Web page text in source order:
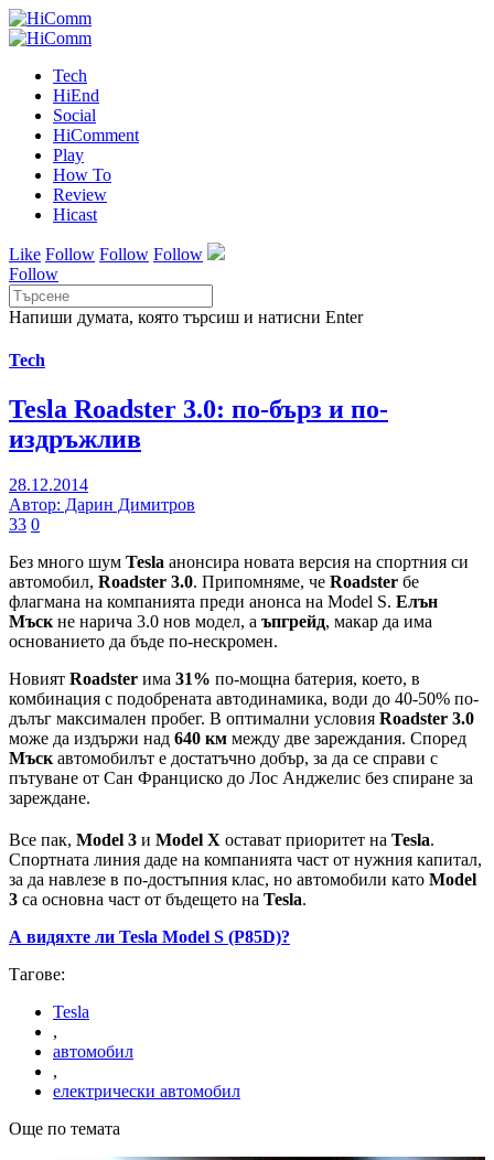
Tech
HiEnd
Social
HiComment
Play
How To
Review
Hicast
Like Follow Follow Follow
Follow
Напиши думата, която търсиш и натисни Enter
Tech
Tesla Roadster 3.0: по-бърз и по-
издръжлив
28.12.2014
Автор: Дарин Димитров
33 0
Без много шум Tesla анонсира новата версия на спортния си
автомобил, Roadster 3.0. Припомняме, че Roadster бе
флагмана на компанията преди анонса на Model S. Елън
Мъскне нарича 3.0 нов модел, а ъпгрейд, макар да има
основанието да бъде по-нескромен.
Новият Roadster има 31% по-мощна батерия, което, в
комбинация с подобрената автодинамика, води до 40-50% по-
дълъг максимален пробег. В оптимални условия Roadster 3.0
може да издържи над 640 км между две зареждания. Според
Мъскавтомобилът е достатъчно добър, за да се справи с
пътуване от Сан Франциско до Лос Анджелис без спиране за
зареждане.
Все пак, Model 3 и Model X остават приоритет на Tesla.
Спортната линия даде на компанията част от нужния капитал,
за да навлезе в по-достъпния клас, но автомобили като Model
3 са основна част от бъдещето на Tesla.
А видяхте ли Tesla Model S (P85D)?
Тагове:
Tesla
,
автомобил
,
електрически автомобил
Още по темата